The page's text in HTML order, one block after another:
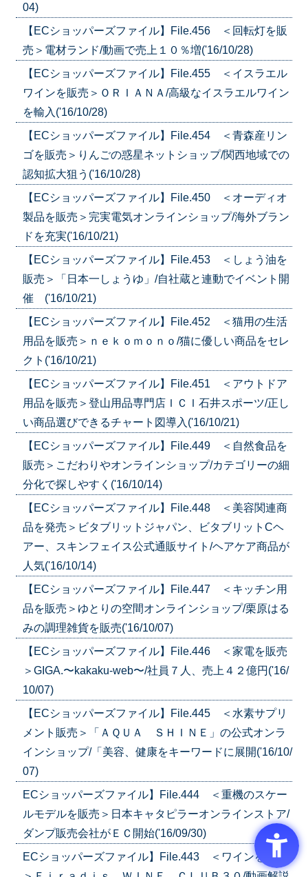
04)
【ECショッパーズファイル】File.456 ＜回転灯を販
売＞電材ランド/動画で売上１０％増('16/10/28)
【ECショッパーズファイル】File.455 ＜イスラエル
ワインを販売＞ＯＲＩＡＮＡ/高級なイスラエルワイン
を輸入('16/10/28)
【ECショッパーズファイル】File.454 ＜青森産リン
ゴを販売＞りんごの惑星ネットショップ/関西地域での
認知拡大狙う('16/10/28)
【ECショッパーズファイル】File.450 ＜オーディオ
製品を販売＞完実電気オンラインショップ/海外ブラン
ドを充実('16/10/21)
【ECショッパーズファイル】File.453 ＜しょう油を
販売＞「日本一しょうゆ」/自社蔵と連動でイベント開
催 ('16/10/21)
【ECショッパーズファイル】File.452 ＜猫用の生活
用品を販売＞ｎｅｋｏｍｏｎｏ/猫に優しい商品をセレ
クト('16/10/21)
【ECショッパーズファイル】File.451 ＜アウトドア
用品を販売＞登山用品専門店ＩＣＩ石井スポーツ/正し
い商品選びできるチャート図導入('16/10/21)
【ECショッパーズファイル】File.449 ＜自然食品を
販売＞こだわりやオンラインショップ/カテゴリーの細
分化で探しやすく('16/10/14)
【ECショッパーズファイル】File.448 ＜美容関連商
品を発売＞ビタブリットジャパン、ビタブリットCヘ
アー、スキンフェイス公式通販サイト/ヘアケア商品が
人気('16/10/14)
【ECショッパーズファイル】File.447 ＜キッチン用
品を販売＞ゆとりの空間オンラインショップ/栗原はる
みの調理雑貨を販売('16/10/07)
【ECショッパーズファイル】File.446 ＜家電を販売
＞GIGA.〜kakaku-web〜/社員７人、売上４２億円('16/
10/07)
【ECショッパーズファイル】File.445 ＜水素サプリ
メント販売＞「ＡＱＵＡ ＳＨＩＮＥ」の公式オンラ
インショップ/「美容、健康をキーワードに展開('16/10/
07)
ECショッパーズファイル】File.444 ＜重機のスケー
ルモデルを販売＞日本キャタピラーオンラインストア/
ダンプ販売会社がＥＣ開始('16/09/30)
ECショッパーズファイル】File.443 ＜ワインを販売